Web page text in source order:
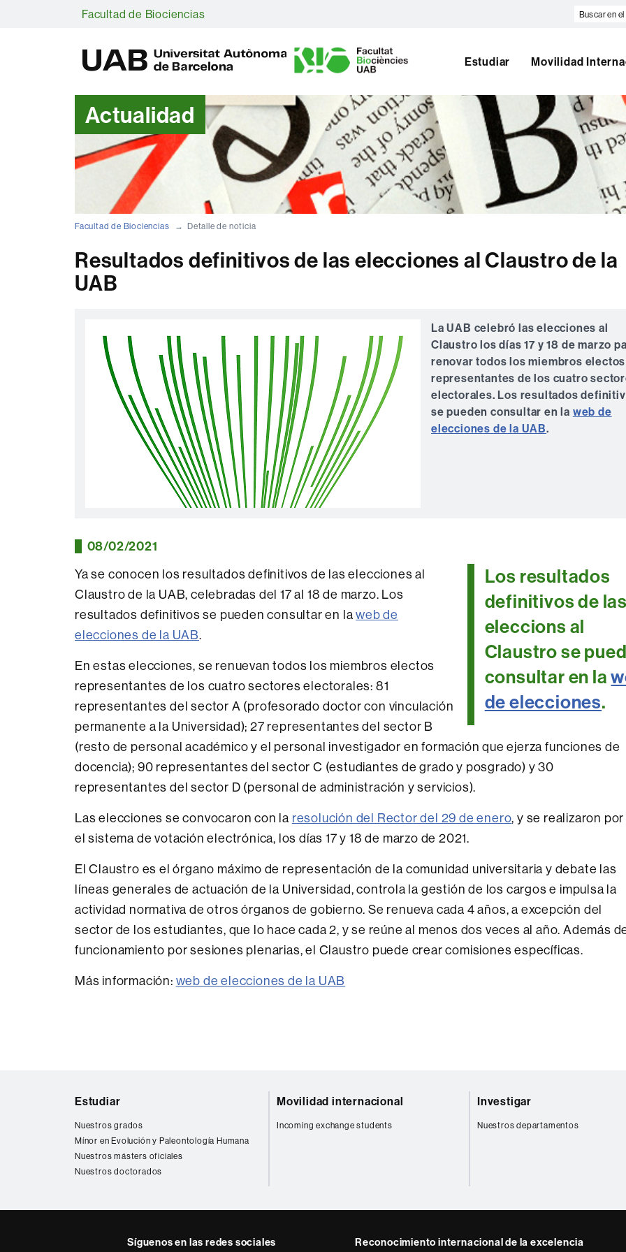
Facultad de Biociencias
Buscar
web
A
B
Estudiar Movilidad
Actualidad
Facultad de Biociencias Detalle de noticia
Resultados definitivos de las elecciones al Claustro de la
UAB
La UAB celebró las elecciones al
Claustro los días 17 y 18 de marzo
renovar todos los miembros electos
representantes de los cuatro
electorales. Los resultados
se pueden consultar en la web de
elecciones de la UAB.
08/02/2021
Los resultados
definitivos de las
eleccions al
Claustro se
consultar en la
de elecciones.
Ya se conocen los resultados definitivos de las elecciones al
Claustro de la UAB, celebradas del 17 al 18 de marzo. Los
resultados definitivos se pueden consultar en laweb de
elecciones de la UAB.
En estas elecciones, se renuevan todos los miembros electos
representantes de los cuatro sectores electorales: 81
representantes del sector A (profesorado doctor con vinculación
permanente a la Universidad); 27 representantes del sector B
(resto de personal académico y el personal investigador en formación que ejerza funciones de
docencia); 90 representantes del sector C (estudiantes de grado y posgrado) y 30
representantes del sector D (personal de administración y servicios).
Las elecciones se convocaron con la resolución del Rector del 29 de enero, y se realizaron por
el sistema de votación electrónica, los días 17 y 18 de marzo de 2021.
El Claustro es el órgano máximo de representación de la comunidad universitaria y debate las
líneas generales de actuación de la Universidad, controla la gestión de los cargos e impulsa la
actividad normativa de otros órganos de gobierno. Se renueva cada 4 años, a excepción del
sector de los estudiantes, que lo hace cada 2, y se reúne al menos dos veces al año. Además
funcionamiento por sesiones plenarias, el Claustro puede crear comisiones específicas.
Más información: web de elecciones de la UAB
Estudiar
Nuestros grados
Mínor en Evolución y Paleontología Humana
Nuestros másters oficiales
Nuestros doctorados
Movilidad internacional
Incoming exchange students
Investigar
Nuestros departamentos
Síguenos en las redes sociales Reconocimiento internacional de la excelencia